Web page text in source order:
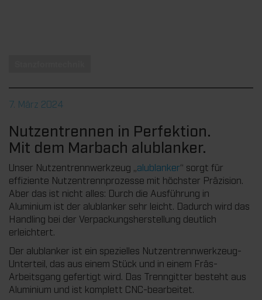
7. März 2024
Nutzentrennen in Perfektion.
Mit dem Marbach alublanker.
Unser Nutzentrennwerkzeug „alublanker“ sorgt für
effiziente Nutzentrennprozesse mit höchster Präzision.
Aber das ist nicht alles: Durch die Ausführung in
Aluminium ist der alublanker sehr leicht. Dadurch wird das
Handling bei der Verpackungsherstellung deutlich
erleichtert.
Der alublanker ist ein spezielles Nutzentrennwerkzeug-
Unterteil, das aus einem Stück und in einem Fräs-
Arbeitsgang gefertigt wird. Das Trenngitter besteht aus
Aluminium und ist komplett CNC-bearbeitet.